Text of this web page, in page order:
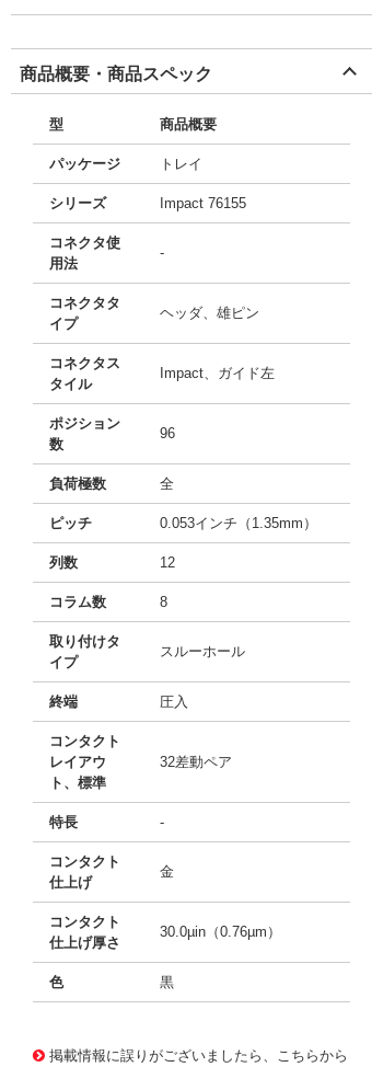
商品概要・商品スペック
型 商品概要
パッケージ トレイ
シリーズ Impact 76155
コネクタ使
用法
-
コネクタタ
イプ
ヘッダ、雄ピン
コネクタス
タイル
Impact、ガイド左
ポジション
数
96
負荷極数 全
ピッチ 0.053インチ（1.35mm）
列数 12
コラム数 8
取り付けタ
イプ
スルーホール
終端 圧入
コンタクト
レイアウ
ト、標準
32差動ペア
特長 -
コンタクト
仕上げ
金
コンタクト
仕上げ厚さ
30.0µin（0.76µm）
色 黒
掲載情報に誤りがございましたら、こちらから